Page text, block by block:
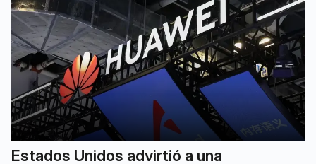
Estados Unidos advirtió a una